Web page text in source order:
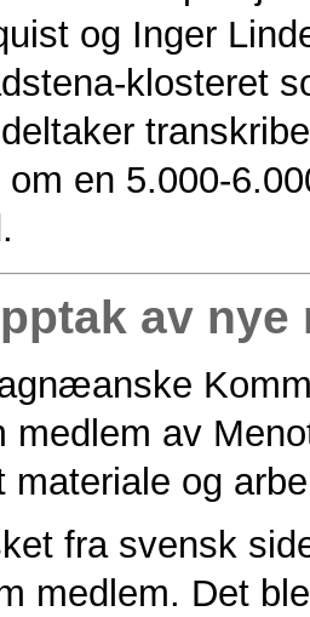
og Inger
klosteret
om en 5.000-
av nye
medlem av
materiale og
fra svensk
medlem. Det